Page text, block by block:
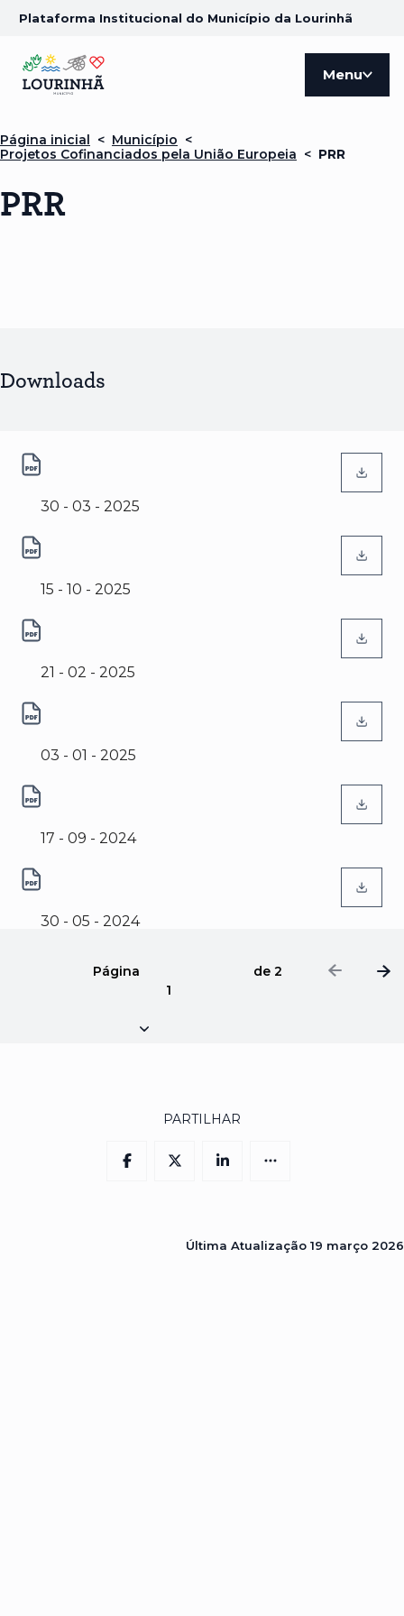
Plataforma Institucional do Município da Lourinhã
Menu
Página inicial < Município <
Projetos Cofinanciados pela União Europeia < PRR
PRR
Downloads
Site Autárquico do Município
30 - 03 - 2025
(abre num novo separador)
Lourinhã
15 - 10 - 2025
(abre num novo separador)
Escola Secundária Dr. João
21 - 02 - 2025
(abre num novo separador)
Turismo da Lourinhã
03 - 01 - 2025
(abre num novo separador)
17 - 09 - 2024
(abre num novo separador)
30 - 05 - 2024
(abre num novo separador)
Página
1
de 2
PARTILHAR
Última Atualização 19 março 2026